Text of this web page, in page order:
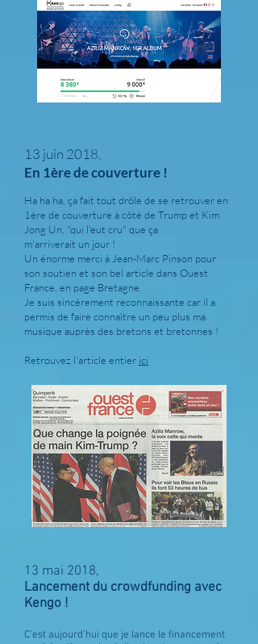
13 juin 2018,
En 1ère de couverture !
Ha ha ha, ça fait tout drôle de se retrouver en
1ère de couverture à côté de Trump et Kim
Jong Un, "qui l'eut cru" que ça
m'arriverait un jour !
Un énorme merci à Jean-Marc Pinson pour
son soutien et son bel article dans Ouest
France, en page Bretagne.
Je suis sincèrement reconnaissante car il a
permis de faire connaître un peu plus ma
musique auprès des bretons et bretonnes !
Retrouvez l'article entier ici
13 mai 2018,
Lancement du crowdfunding avec
Kengo !
C'est aujourd'hui que je lance le financement